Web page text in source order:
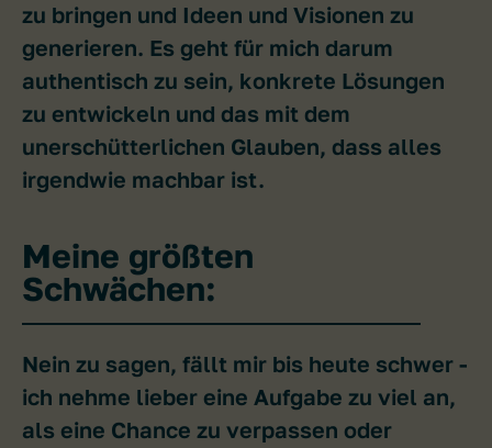
zu bringen und Ideen und Visionen zu
generieren. Es geht für mich darum
authentisch zu sein, konkrete Lösungen
zu entwickeln und das mit dem
unerschütterlichen Glauben, dass alles
irgendwie machbar ist.
Meine größten
Schwächen:
Nein zu sagen, fällt mir bis heute schwer -
ich nehme lieber eine Aufgabe zu viel an,
als eine Chance zu verpassen oder